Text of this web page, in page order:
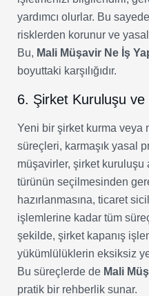
yardımcı olurlar. Bu
risklerden korunur ve
Bu, Mali Müşavir Ne İş
boyuttaki karşılığıdır.
6. Şirket Kuruluşu ve
Yeni bir şirket kurma veya
süreçleri, karmaşık yasal
müşavirler, şirket kuruluşu
türünün seçilmesinden
hazırlanmasına, ticaret
işlemlerine kadar tüm
şekilde, şirket kapanış
yükümlülüklerin eksiksiz
Bu süreçlerde de Mali
pratik bir rehberlik sunar.